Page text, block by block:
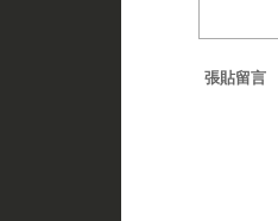
張貼留言